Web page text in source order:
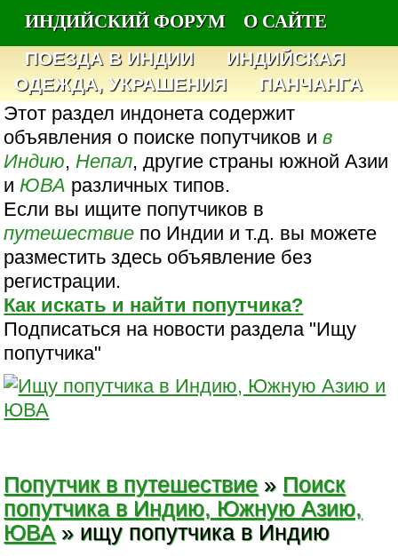
ИНДИЙСКИЙ ФОРУМ
О САЙТЕ
ПОЕЗДА В ИНДИИ
ИНДИЙСКАЯ
ОДЕЖДА, УКРАШЕНИЯ
ПАНЧАНГА
Этот раздел индонета содержит
объявления о поиске попутчиков ив
Индию,Непал, другие страны южной Азии
иЮВА различных типов.
Если вы ищите попутчиков в
путешествие по Индии и т.д. вы можете
разместить здесь объявление без
регистрации.
Как искать и найти попутчика?
Подписаться на новости раздела "Ищу
попутчика"
Попутчик в путешествие » Поиск
попутчика в Индию, Южную Азию,
ЮВА » ищу попутчика в Индию